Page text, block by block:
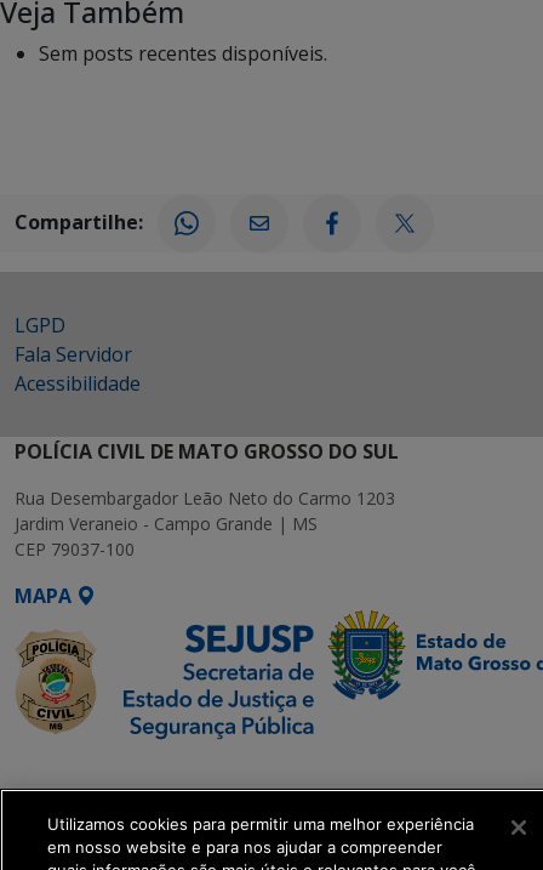
Veja Também
Sem posts recentes disponíveis.
Compartilhe:
LGPD
Fala Servidor
Acessibilidade
POLÍCIA CIVIL DE MATO GROSSO DO SUL
Rua Desembargador Leão Neto do Carmo 1203
Jardim Veraneio - Campo Grande | MS
CEP 79037-100
MAPA
Executiva de
Transformação Digital
Utilizamos cookies para permitir uma melhor experiência
em nosso website e para nos ajudar a compreender